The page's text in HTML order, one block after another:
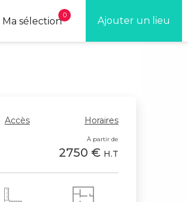
Ajouter un lieu
Ma sélection
0
Accès Horaires
À partir de
2750 € H.T